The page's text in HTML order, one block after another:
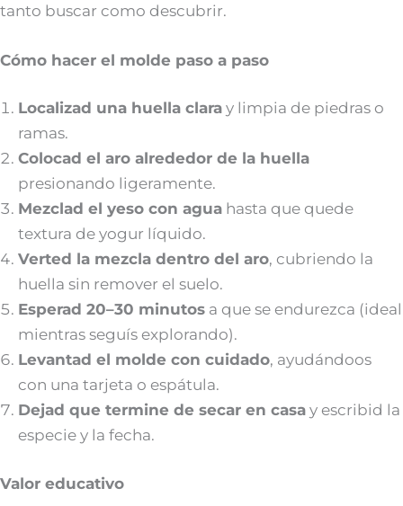
tanto buscar como descubrir.
Cómo hacer el molde paso a paso
Localizad una huella clara y limpia de piedras o
ramas.
Colocad el aro alrededor de la huella
presionando ligeramente.
Mezclad el yeso con agua hasta que quede
textura de yogur líquido.
Verted la mezcla dentro del aro, cubriendo la
huella sin remover el suelo.
Esperad 20–30 minutos a que se endurezca (ideal
mientras seguís explorando).
Levantad el molde con cuidado, ayudándoos
con una tarjeta o espátula.
Dejad que termine de secar en casa y escribid la
especie y la fecha.
Valor educativo